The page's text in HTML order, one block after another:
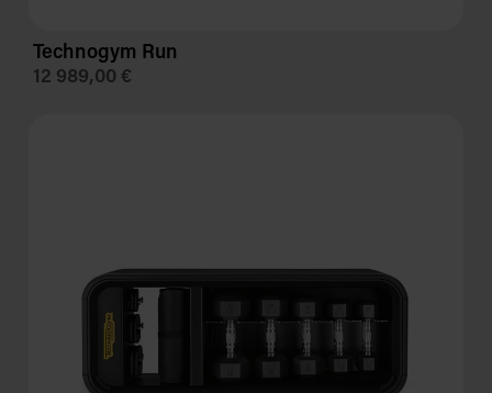
Technogym Run
12 989,00 €